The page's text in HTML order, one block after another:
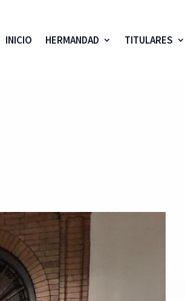
INICIO HERMANDAD TITULARES